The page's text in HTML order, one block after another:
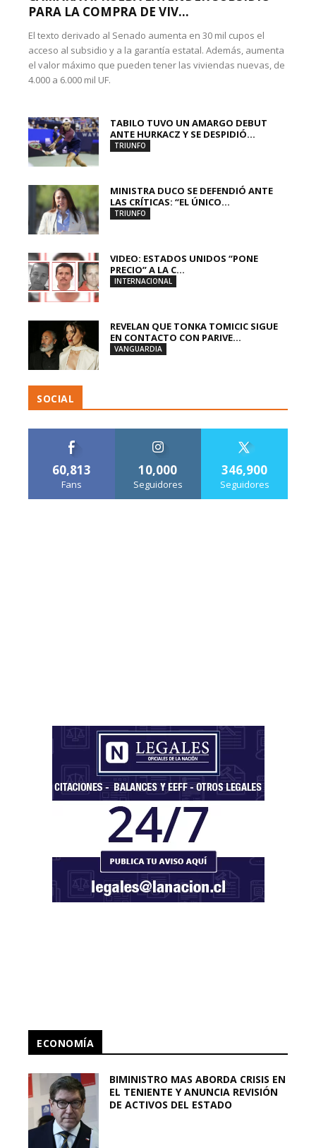
PARA LA COMPRA DE VIV...
El texto derivado al Senado aumenta en 30 mil cupos el
acceso al subsidio y a la garantía estatal. Además, aumenta
el valor máximo que pueden tener las viviendas nuevas, de
4.000 a 6.000 mil UF.
TABILO TUVO UN AMARGO DEBUT
ANTE HURKACZ Y SE DESPIDIÓ...
TRIUNFO
MINISTRA DUCO SE DEFENDIÓ ANTE
LAS CRÍTICAS: “EL ÚNICO...
TRIUNFO
VIDEO: ESTADOS UNIDOS “PONE
PRECIO” A LA C...
INTERNACIONAL
REVELAN QUE TONKA TOMICIC SIGUE
EN CONTACTO CON PARIVE...
VANGUARDIA
SOCIAL
60,813
Fans
10,000
Seguidores
346,900
Seguidores
ECONOMÍA
BIMINISTRO MAS ABORDA CRISIS EN
EL TENIENTE Y ANUNCIA REVISIÓN
DE ACTIVOS DEL ESTADO